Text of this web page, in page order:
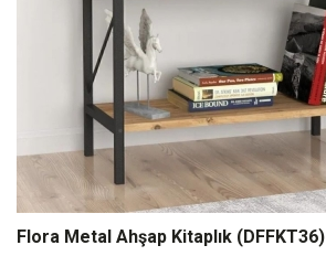
Flora Metal Ahşap Kitaplık (DFFKT36)